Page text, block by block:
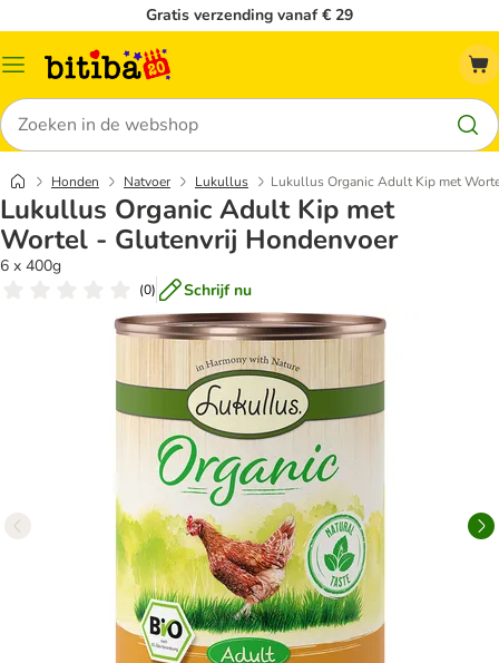
Gratis verzending vanaf € 29
Catalogusmenu
Zoeken
Honden Natvoer Lukullus Lukullus Organic Adult Kip met
Lukullus Organic Adult Kip met
Wortel - Glutenvrij Hondenvoer
6 x 400g
(0) Schrijf nu